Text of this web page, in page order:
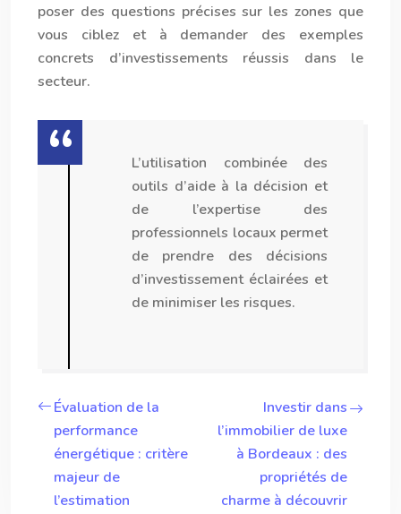
poser des questions précises sur les zones que
vous ciblez et à demander des exemples
concrets d’investissements réussis dans le
secteur.
L’utilisation combinée des
outils d’aide à la décision et
de l’expertise des
professionnels locaux permet
de prendre des décisions
d’investissement éclairées et
de minimiser les risques.
Évaluation de la
performance
énergétique : critère
majeur de
l’estimation
Investir dans
l’immobilier de luxe
à Bordeaux : des
propriétés de
charme à découvrir